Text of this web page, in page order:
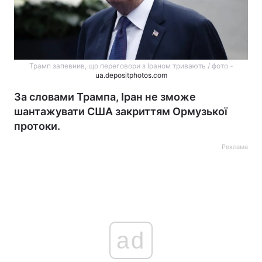
Трамп запевнив, що переговори з Іраном тривають / фото -
ua.depositphotos.com
За словами Трампа, Іран не зможе
шантажувати США закриттям Ормузької
протоки.
Реклама
ad